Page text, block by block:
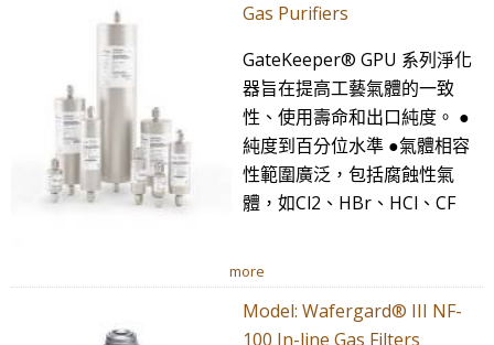
Gas Purifiers
GateKeeper® GPU 系列淨化
器旨在提高工藝氣體的一致
性、使用壽命和出口純度。 ●
純度到百分位水準 ●氣體相容
性範圍廣泛，包括腐蝕性氣
體，如Cl2、HBr、HCl、CF
more
Model: Wafergard® III NF-
100 In-line Gas Filters